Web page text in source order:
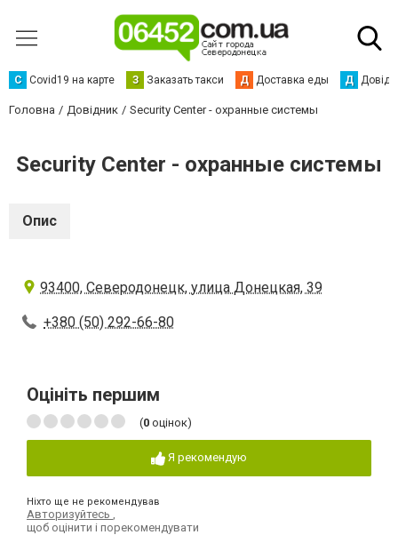
С Сovid19 на карте З Заказать такси Д Доставка еды Д
Головна Довідник Security Center - охранные системы
Security Center - охранные системы
Опис
93400, Северодонецк, улица Донецкая, 39
+380 (50) 292-66-80
Оцініть першим
(0 оцінок)
Я рекомендую
Ніхто ще не рекомендував
Авторизуйтесь
щоб оцінити і порекомендувати